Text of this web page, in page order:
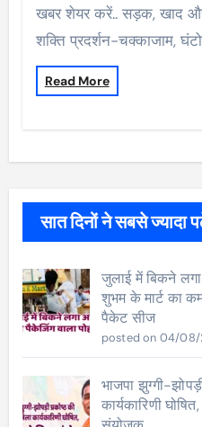
खबर शेयर करें.. सड़क, खाद और बिजली को लेकर कांग्रेस का
शक्ति प्रदर्शन-चक्काजाम,
Read More
सात दिनों ने सबसे ज्यादा
जुलाई में बिकने
शुभम के मार्ट का
पैकेट सीज
posted on 04/
भाजपा झुग्गी-
कार्यकारिणी